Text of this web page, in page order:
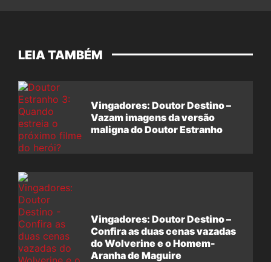
LEIA TAMBÉM
Vingadores: Doutor Destino –
Vazam imagens da versão
maligna do Doutor Estranho
Vingadores: Doutor Destino –
Confira as duas cenas vazadas
do Wolverine e o Homem-
Aranha de Maguire